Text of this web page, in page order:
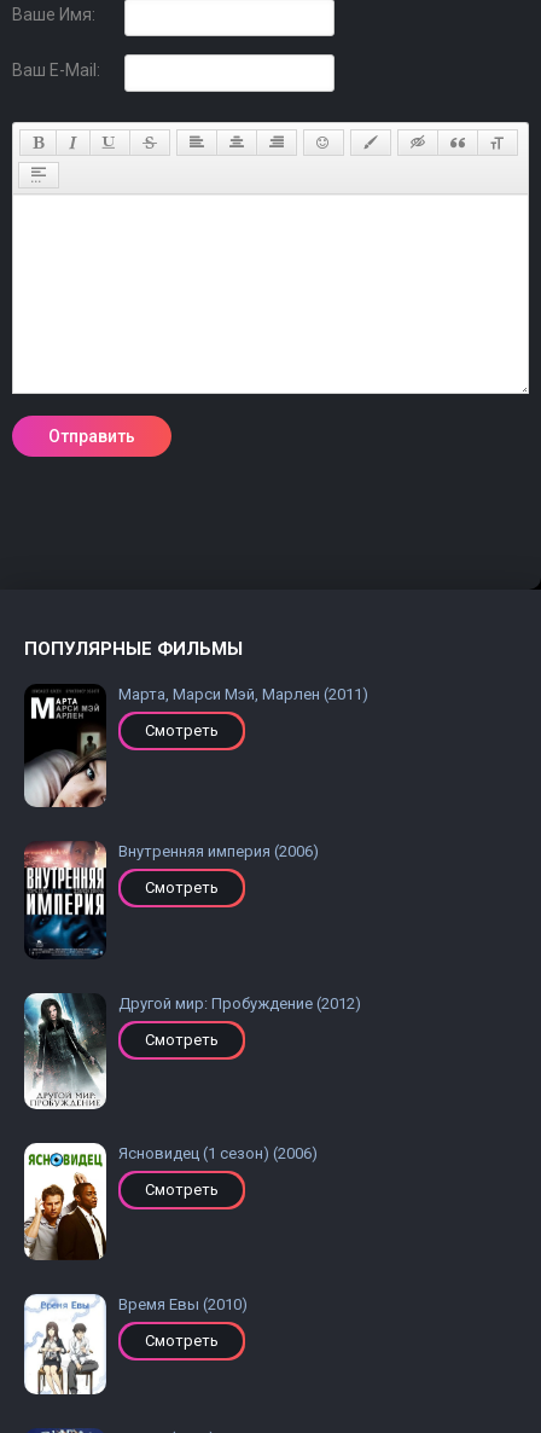
ПОПУЛЯРНЫЕ ФИЛЬМЫ
Марта, Марси Мэй, Марлен (2011)
Смотреть
Внутренняя империя (2006)
Смотреть
Другой мир: Пробуждение (2012)
Смотреть
Ясновидец (1 сезон) (2006)
Смотреть
Время Евы (2010)
Смотреть
Ваше Имя:
Ваш E-Mail: